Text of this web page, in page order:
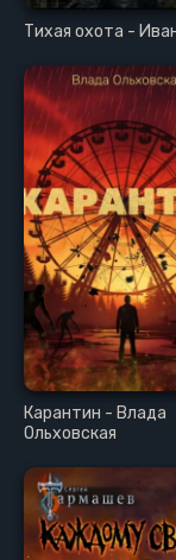
Тихая охота -
Карантин - Влада
Ольховская